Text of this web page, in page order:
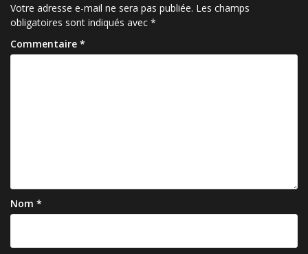
Votre adresse e-mail ne sera pas publiée. Les champs
obligatoires sont indiqués avec *
Commentaire *
Nom *